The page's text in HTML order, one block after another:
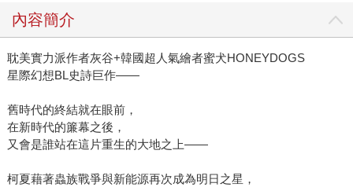
內容簡介
耽美實力派作者灰谷+韓國超人氣繪者蜜犬HONEYDOGS
星際幻想BL史詩巨作——
舊時代的終結就在眼前，
在新時代的簾幕之後，
又會是誰站在這片重生的大地之上——
柯夏藉著蟲族戰爭與新能源再次成為明日之星，